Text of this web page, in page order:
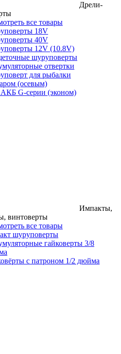
Дрели-
все товары
18V
40V
12V (10.8V)
шуруповерты
отвертки
для рыбалки
(осевым)
G-серии (эконом)
Импакты,
винтоверты
все товары
шуруповерты
гайковерты 3/8
с патроном 1/2 дюйма